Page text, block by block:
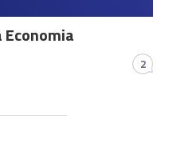
Economia
2